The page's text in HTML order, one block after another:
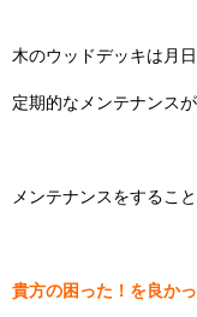
木のウッドデッキは月
定期的なメンテナンス
メンテナンスをするこ
貴方の困った！を良かっ